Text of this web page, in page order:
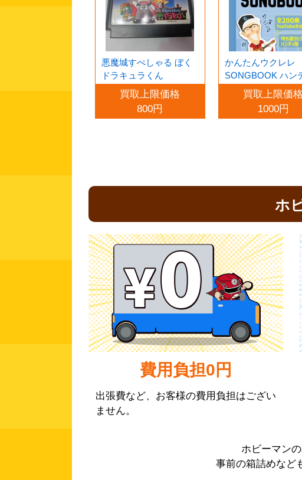
悪魔城すぺしゃる ぼく
ドラキュラくん
買取上限価格
800円
かんたんウクレレ
SONGBOOK ハン
版 VOL.1
買取上限価格
1000円
ホ
費用負担0円
出張費など、お客様の費用負担はござい
ません。
ホビーマン
事前の箱詰めなど